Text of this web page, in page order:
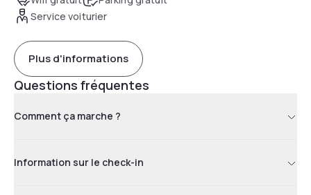
Service voiturier
Plus d'informations
Questions fréquentes
Comment ça marche ?
Information sur le check-in